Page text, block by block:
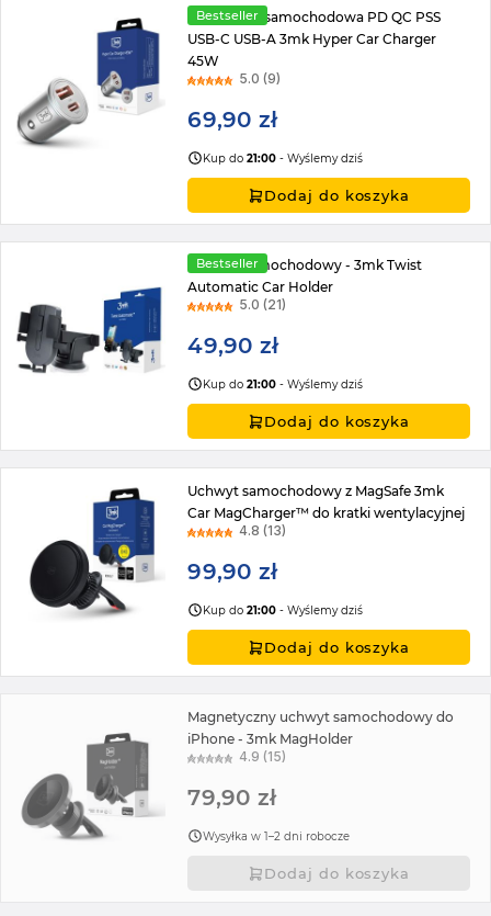
Bestseller
Ładowarka samochodowa PD QC PSS
USB-C USB-A 3mk Hyper Car Charger
45W
5.0 (9)
69,90 zł
Kup do21:00 - Wyślemy dziś
Dodaj do koszyka
Bestseller
Uchwyt samochodowy - 3mk Twist
Automatic Car Holder
5.0 (21)
49,90 zł
Kup do21:00 - Wyślemy dziś
Dodaj do koszyka
Uchwyt samochodowy z MagSafe 3mk
Car MagCharger™ do kratki wentylacyjnej
4.8 (13)
99,90 zł
Kup do21:00 - Wyślemy dziś
Dodaj do koszyka
Magnetyczny uchwyt samochodowy do
iPhone - 3mk MagHolder
4.9 (15)
79,90 zł
Wysyłka w 1–2 dni robocze
Dodaj do koszyka